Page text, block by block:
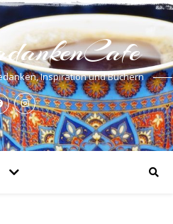
Inspiration und Büchern